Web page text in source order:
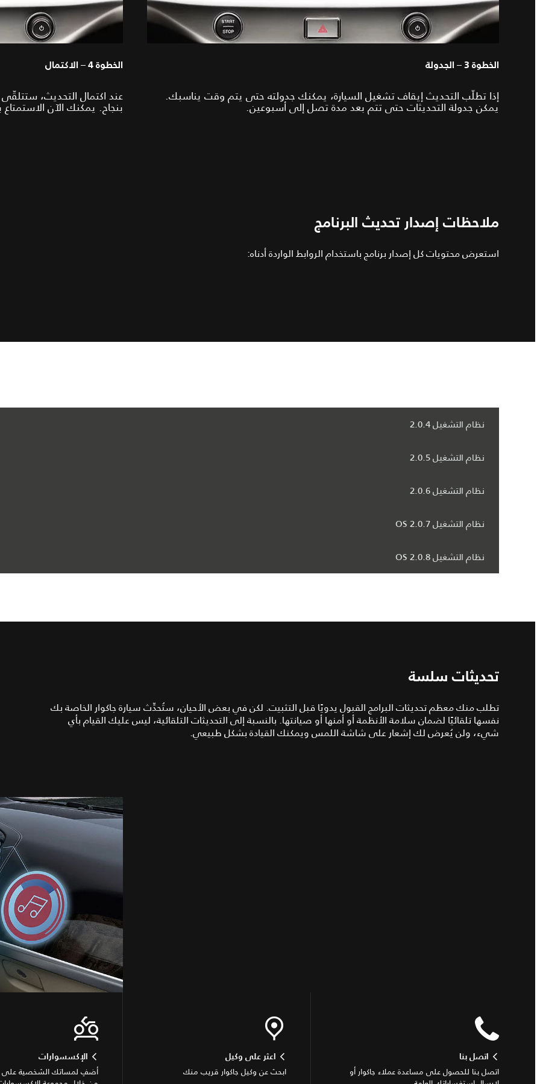
الخطوة 3 – الجدولة
إذا تطلّب التحديث إيقاف تشغيل السيارة، يمكنك جدولته حتى يتم وقت يناسبك.
يمكن جدولة التحديثات حتى تتم بعد مدة تصل إلى أسبوعين.
الخطوة 4 – الاكتمال
عند اكتمال التحديث،
بنجاح. يمكنك الآن
ملاحظات إصدار تحديث البرنامج
استعرض محتويات كل إصدار برنامج باستخدام الروابط الواردة أدناه:
نظام التشغيل 2.0.4
نظام التشغيل 2.0.5
نظام التشغيل 2.0.6
نظام التشغيل OS 2.0.7
نظام التشغيل OS 2.0.8
تحديثات سلسة
تطلب منك معظم تحديثات البرامج القبول يدويًا قبل التثبيت. لكن في بعض الأحيان، ستُحدِّث سيارة جاكوار الخاصة بك
نفسها تلقائيًا لضمان سلامة الأنظمة أو أمنها أو صيانتها. بالنسبة إلى التحديثات التلقائية، ليس عليك القيام بأي
شيء، ولن يُعرض لك إشعار على شاشة اللمس ويمكنك القيادة بشكل طبيعي.
اتصل بنا
اتصل بنا للحصول على مساعدة عملاء جاكوار أو
اعثر على وكيل
ابحث عن وكيل جاكوار قريب منك
الإكسسوارات
أضفِ لمساتك الشخصية على